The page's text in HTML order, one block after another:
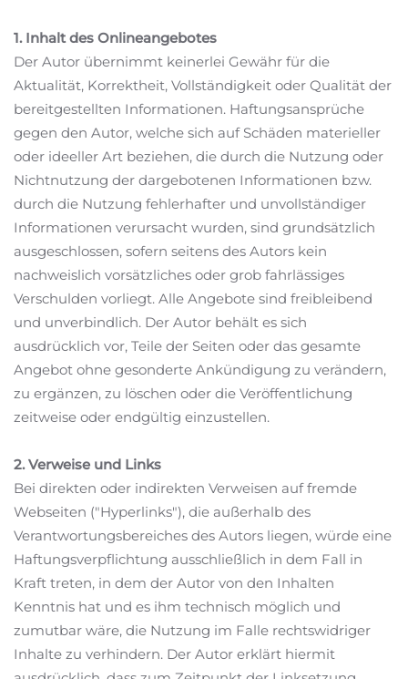
1. Inhalt des Onlineangebotes
Der Autor übernimmt keinerlei Gewähr für die
Aktualität, Korrektheit, Vollständigkeit oder Qualität der
bereitgestellten Informationen. Haftungsansprüche
gegen den Autor, welche sich auf Schäden materieller
oder ideeller Art beziehen, die durch die Nutzung oder
Nichtnutzung der dargebotenen Informationen bzw.
durch die Nutzung fehlerhafter und unvollständiger
Informationen verursacht wurden, sind grundsätzlich
ausgeschlossen, sofern seitens des Autors kein
nachweislich vorsätzliches oder grob fahrlässiges
Verschulden vorliegt. Alle Angebote sind freibleibend
und unverbindlich. Der Autor behält es sich
ausdrücklich vor, Teile der Seiten oder das gesamte
Angebot ohne gesonderte Ankündigung zu verändern,
zu ergänzen, zu löschen oder die Veröffentlichung
zeitweise oder endgültig einzustellen.
2. Verweise und Links
Bei direkten oder indirekten Verweisen auf fremde
Webseiten ("Hyperlinks"), die außerhalb des
Verantwortungsbereiches des Autors liegen, würde eine
Haftungsverpflichtung ausschließlich in dem Fall in
Kraft treten, in dem der Autor von den Inhalten
Kenntnis hat und es ihm technisch möglich und
zumutbar wäre, die Nutzung im Falle rechtswidriger
Inhalte zu verhindern. Der Autor erklärt hiermit